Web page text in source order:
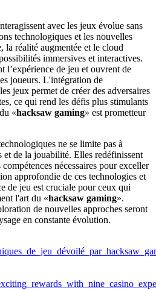
avec les jeux évolue sans
technologiques et les nouvelles
la réalité augmentée et le cloud
immersives et interactives.
l’expérience de jeu et ouvrent de
joueurs. L'intégration de
jeux permet de créer des adversaires
ce qui rend les défis plus stimulants
«hacksaw gaming» est prometteur
ne se limite pas à
et de la jouabilité. Elles redéfinissent
nécessaires pour exceller
approfondie de ces technologies et
de jeu est cruciale pour ceux qui
l'art du «hacksaw gaming».
de nouvelles approches seront
en constante évolution.